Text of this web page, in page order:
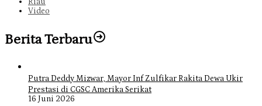
Riau
Video
Berita Terbaru
Putra Deddy Mizwar, Mayor Inf Zulfikar Rakita Dewa Ukir
Prestasi di CGSC Amerika Serikat
16 Juni 2026